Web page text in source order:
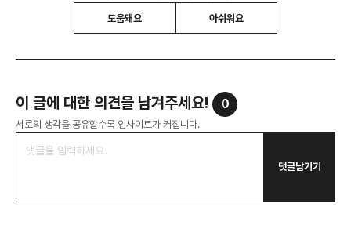
도움돼요 아쉬워요
이 글에 대한 의견을 남겨주세요! 0
서로의 생각을 공유할수록 인사이트가 커집니다.
댓글남기기